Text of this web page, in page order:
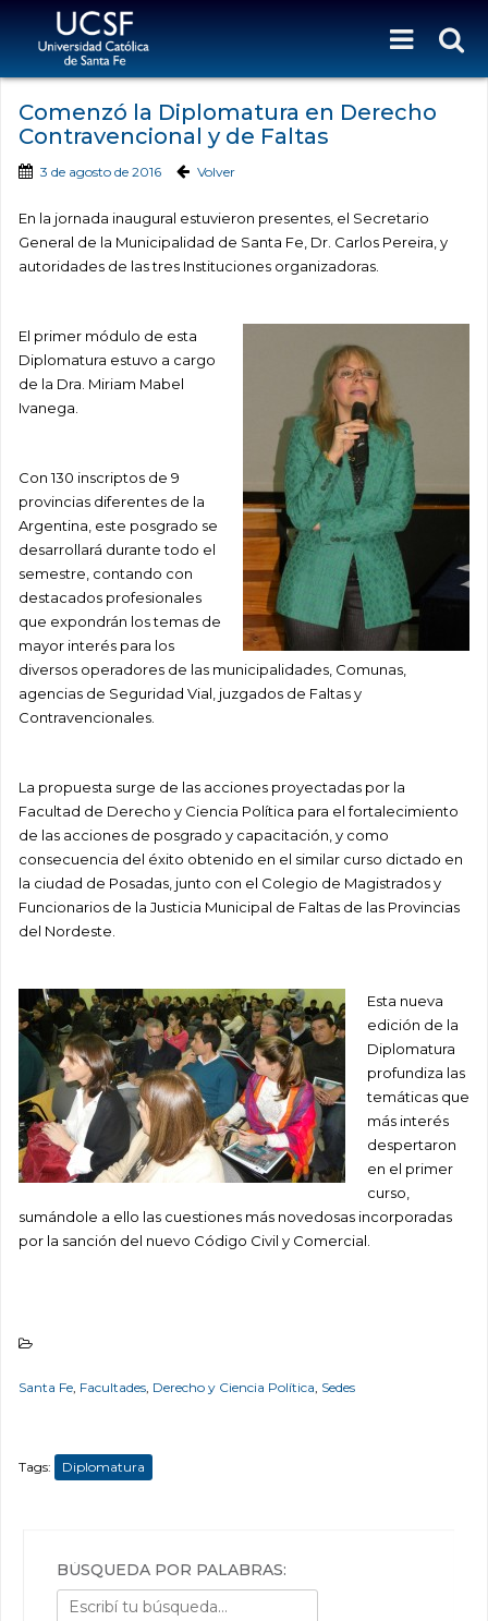
Comenzó la Diplomatura en Derecho
Contravencional y de Faltas
3 de agosto de 2016 Volver
En la jornada inaugural estuvieron presentes, el Secretario
General de la Municipalidad de Santa Fe, Dr. Carlos Pereira, y
autoridades de las tres Instituciones organizadoras.
El primer módulo de esta
Diplomatura estuvo a cargo
de la Dra. Miriam Mabel
Ivanega.
Con 130 inscriptos de 9
provincias diferentes de la
Argentina, este posgrado se
desarrollará durante todo el
semestre, contando con
destacados profesionales
que expondrán los temas de
mayor interés para los
diversos operadores de las municipalidades, Comunas,
agencias de Seguridad Vial, juzgados de Faltas y
Contravencionales.
La propuesta surge de las acciones proyectadas por la
Facultad de Derecho y Ciencia Política para el fortalecimiento
de las acciones de posgrado y capacitación, y como
consecuencia del éxito obtenido en el similar curso dictado en
la ciudad de Posadas, junto con el Colegio de Magistrados y
Funcionarios de la Justicia Municipal de Faltas de las Provincias
del Nordeste.
Esta nueva
edición de la
Diplomatura
profundiza las
temáticas que
más interés
despertaron
en el primer
curso,
sumándole a ello las cuestiones más novedosas incorporadas
por la sanción del nuevo Código Civil y Comercial.
Santa Fe, Facultades, Derecho y Ciencia Política, Sedes
Tags: Diplomatura
BÚSQUEDA POR PALABRAS: